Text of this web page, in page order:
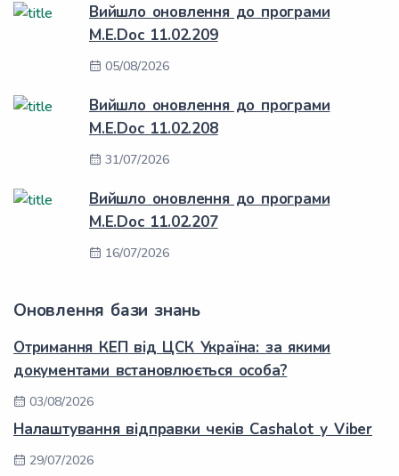
Вийшло оновлення до програми
M.E.Doc 11.02.209
05/08/2026
Вийшло оновлення до програми
M.E.Doc 11.02.208
31/07/2026
Вийшло оновлення до програми
M.E.Doc 11.02.207
16/07/2026
Оновлення бази знань
Отримання КЕП від ЦСК Україна: за якими
документами встановлюється особа?
03/08/2026
Налаштування відправки чеків Cashalot у Viber
29/07/2026